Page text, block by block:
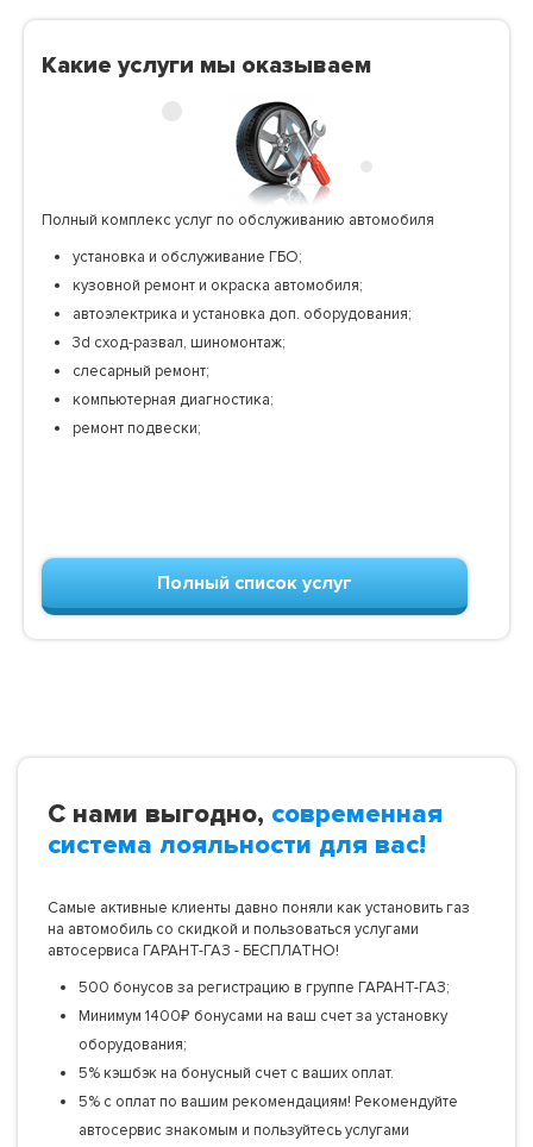
Какие услуги мы оказываем
Полный комплекс услуг по обслуживанию автомобиля
установка и обслуживание ГБО;
кузовной ремонт и окраска автомобиля;
автоэлектрика и установка доп. оборудования;
3d сход-развал, шиномонтаж;
слесарный ремонт;
компьютерная диагностика;
ремонт подвески;
Полный список услуг
С нами выгодно, современная
система лояльности для вас!
Самые активные клиенты давно поняли как установить газ
на автомобиль со скидкой и пользоваться услугами
автосервиса ГАРАНТ-ГАЗ - БЕСПЛАТНО!
500 бонусов за регистрацию в группе ГАРАНТ-ГАЗ;
Минимум 1400₽ бонусами на ваш счет за установку
оборудования;
5% кэшбэк на бонусный счет с ваших оплат.
5% с оплат по вашим рекомендациям! Рекомендуйте
автосервис знакомым и пользуйтесь услугами